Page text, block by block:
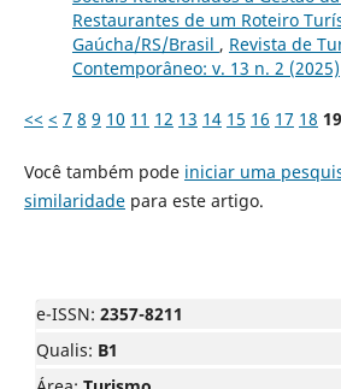
Restaurantes de um Roteiro
Gaúcha/RS/Brasil , Revista de
Contemporâneo: v. 13 n. 2 (2025)
<< < 7 8 9 10 11 12 13 14 15 16 17 18 19
Você também pode iniciar uma
similaridadepara este artigo.
e-ISSN: 2357-8211
Qualis: B1